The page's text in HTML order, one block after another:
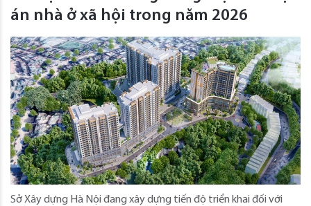
án nhà ở xã hội trong năm 2026
Sở Xây dựng Hà Nội đang xây dựng tiến độ triển khai đối với